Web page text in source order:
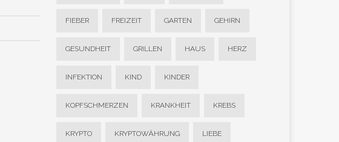
FIEBER FREIZEIT GARTEN GEHIRN
GESUNDHEIT GRILLEN HAUS HERZ
INFEKTION KIND KINDER
KOPFSCHMERZEN KRANKHEIT KREBS
KRYPTO KRYPTOWÄHRUNG LIEBE